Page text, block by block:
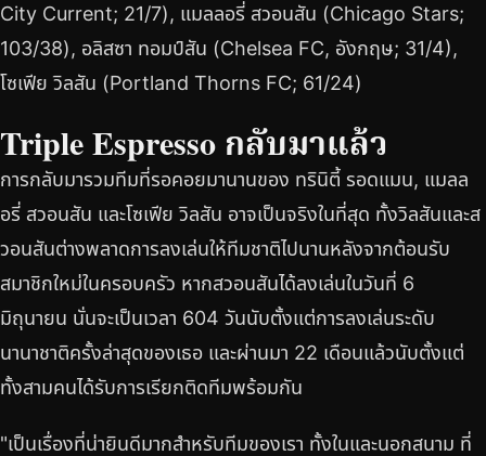
City Current; 21/7), แมลลอรี่ สวอนสัน (Chicago Stars;
103/38), อลิสซา ทอมป์สัน (Chelsea FC, อังกฤษ; 31/4),
โซเฟีย วิลสัน (Portland Thorns FC; 61/24)
Triple Espresso กลับมาแล้ว
การกลับมารวมทีมที่รอคอยมานานของ ทรินิตี้ รอดแมน, แมลล
อรี่ สวอนสัน และโซเฟีย วิลสัน อาจเป็นจริงในที่สุด ทั้งวิลสันและส
วอนสันต่างพลาดการลงเล่นให้ทีมชาติไปนานหลังจากต้อนรับ
สมาชิกใหม่ในครอบครัว หากสวอนสันได้ลงเล่นในวันที่ 6
มิถุนายน นั่นจะเป็นเวลา 604 วันนับตั้งแต่การลงเล่นระดับ
นานาชาติครั้งล่าสุดของเธอ และผ่านมา 22 เดือนแล้วนับตั้งแต่
ทั้งสามคนได้รับการเรียกติดทีมพร้อมกัน
"เป็นเรื่องที่น่ายินดีมากสำหรับทีมของเรา ทั้งในและนอกสนาม ที่